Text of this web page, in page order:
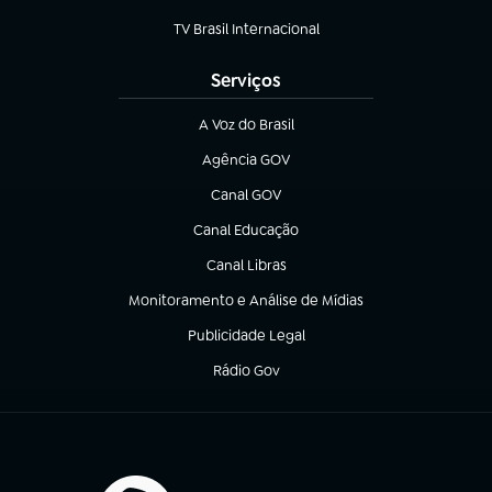
TV Brasil Internacional
(abre em nova aba)
Serviços
A Voz do Brasil
(abre em nova aba)
Agência GOV
(abre em nova aba)
Canal GOV
(abre em nova aba)
Canal Educação
(abre em nova aba)
Canal Libras
(abre em nova aba)
Monitoramento e Análise de Mídias
(abre em nova aba)
Publicidade Legal
(abre em nova aba)
Rádio Gov
(abre em nova aba)